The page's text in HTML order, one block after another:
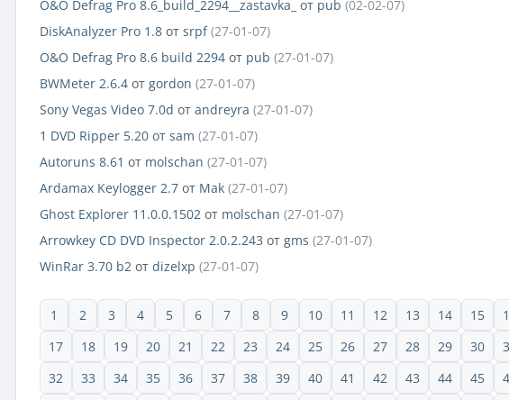
O&O Defrag Pro 8.6_build_2294__zastavka_ от pub (02-02-07)
DiskAnalyzer Pro 1.8 от srpf (27-01-07)
O&O Defrag Pro 8.6 build 2294 от pub (27-01-07)
BWMeter 2.6.4 от gordon (27-01-07)
Sony Vegas Video 7.0d от andreyra (27-01-07)
1 DVD Ripper 5.20 от sam (27-01-07)
Autoruns 8.61 от molschan (27-01-07)
Ardamax Keylogger 2.7 от Mak (27-01-07)
Ghost Explorer 11.0.0.1502 от molschan (27-01-07)
Arrowkey CD DVD Inspector 2.0.2.243 от gms (27-01-07)
WinRar 3.70 b2 от dizelxp (27-01-07)
1 2 3 4 5 6 7 8 9 10 11 12 13 14 15
17
18 19 20 21 22 23 24 25 26 27 28 29 30
32
33 34 35 36 37 38 39 40 41 42 43 44 45